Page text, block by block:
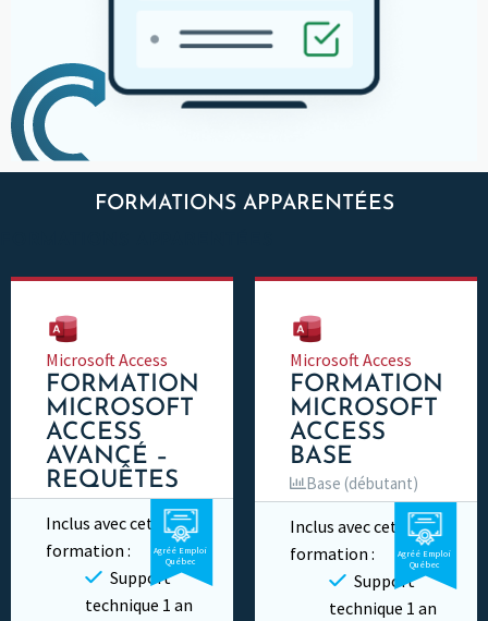
FORMATIONS APPARENTÉES
Microsoft Access
FORMATION
MICROSOFT
ACCESS
AVANCÉ –
REQUÊTES
6 heures
Vidéo Privé
Inclus avec cette
formation :
Support
technique 1 an
Agréé Emploi
Québec
Microsoft Access
FORMATION
MICROSOFT
ACCESS
BASE
Base (débutant)
Vidéo Privé
Inclus avec cette
formation :
Support
technique 1 an
Agréé Emploi
Québec